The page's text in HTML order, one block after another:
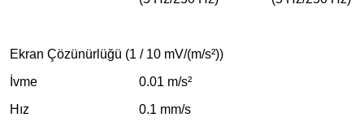
Ekran Çözünürlüğü (1 / 10 mV/(m/s²))
İvme
0.01 m/s²
Hız
0.1 mm/s